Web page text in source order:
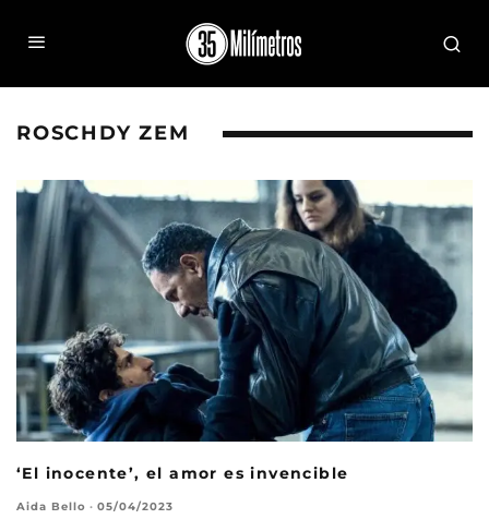
ROSCHDY ZEM
‘El inocente’, el amor es invencible
Aida Bello · 05/04/2023